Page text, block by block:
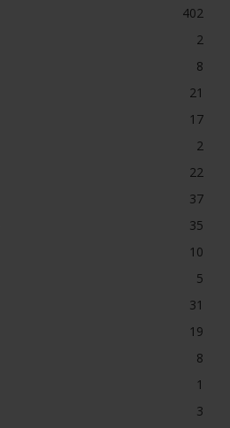
402
2
8
21
17
2
22
37
35
10
5
31
19
8
1
3